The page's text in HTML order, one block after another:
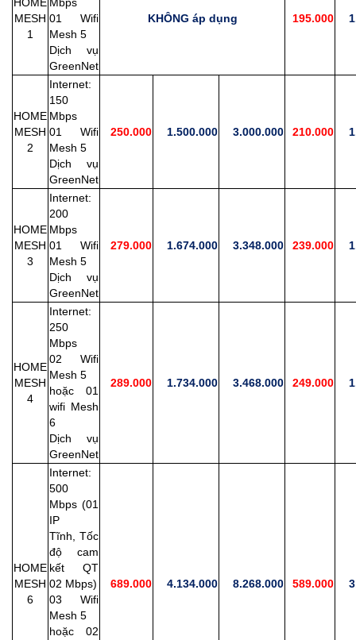
HOME
MESH
1
Mbps
01 Wifi
Mesh 5
Dịch vụ
GreenNet
KHÔNG áp dụng 195.000
HOME
MESH
2
Internet:
150
Mbps
01 Wifi
Mesh 5
Dịch vụ
GreenNet
250.000 1.500.000 3.000.000 210.000
HOME
MESH
3
Internet:
200
Mbps
01 Wifi
Mesh 5
Dịch vụ
GreenNet
279.000 1.674.000 3.348.000 239.000
HOME
MESH
4
Internet:
250
Mbps
02 Wifi
Mesh 5
hoặc 01
wifi Mesh
6
Dịch vụ
GreenNet
289.000 1.734.000 3.468.000 249.000
HOME
MESH
6
Internet:
500
Mbps (01
IP
Tĩnh, Tốc
độ cam
kết QT
02 Mbps)
03 Wifi
Mesh 5
hoặc 02
689.000 4.134.000 8.268.000 589.000